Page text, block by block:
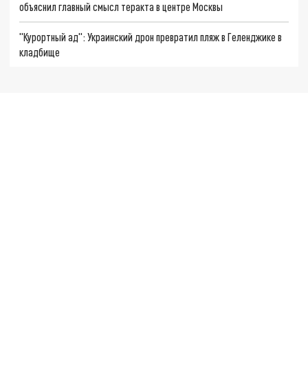
объяснил главный смысл теракта в центре Москвы
"Курортный ад": Украинский дрон превратил пляж в Геленджике в
кладбище